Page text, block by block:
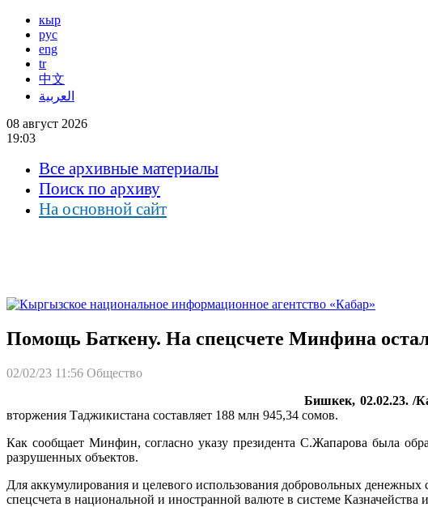
кыр
рус
eng
tr
中文
العربية
08 август 2026
19:03
Все архивные материалы
Поиск по архиву
На основной сайт
Помощь Баткену. На спецсчете Минфина
02/02/23 11:56 Общество
Бишкек, 02.02.23. /
вторжения Таджикистана составляет 188 млн 945,34 сомов.
Как сообщает Минфин, согласно указу президента С.Жапарова была
разрушенных объектов.
Для аккумулирования и целевого использования добровольных
спецсчета в национальной и иностранной валюте в системе